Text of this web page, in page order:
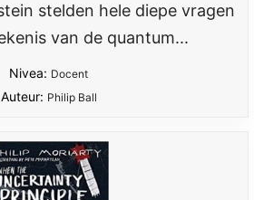
stelden hele diepe vragen
van de quantum...
Nivea: Docent
Auteur: Philip Ball